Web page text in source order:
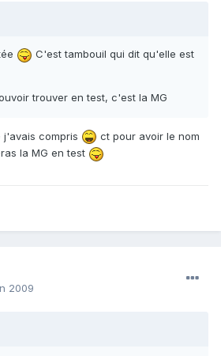
C'est tambouil qui dit qu'elle est
trouver en test, c'est la MG
compris
ct pour avoir le nom
la MG en test
2009